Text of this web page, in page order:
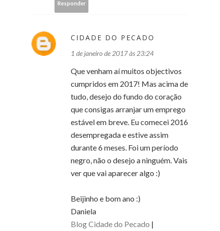
Responder
CIDADE DO PECADO
1 de janeiro de 2017 às 23:24
Que venham aí muitos objectivos
cumpridos em 2017! Mas acima de
tudo, desejo do fundo do coração
que consigas arranjar um emprego
estável em breve. Eu comecei 2016
desempregada e estive assim
durante 6 meses. Foi um período
negro, não o desejo a ninguém. Vais
ver que vai aparecer algo :)
Beijinho e bom ano :)
Daniela
Blog Cidade do Pecado |